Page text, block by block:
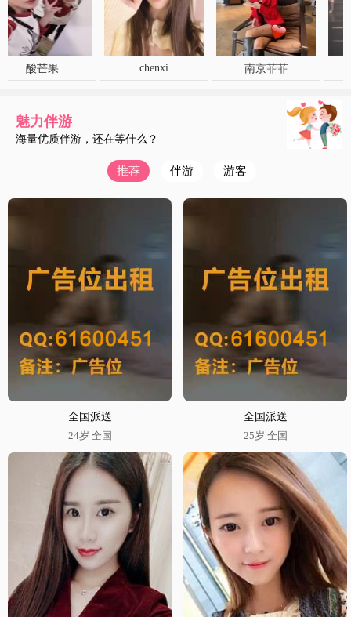
南京菲菲
魅力伴游
海量优质伴游，还在等什么？
推荐 伴游 游客
全国派送
24岁 全国
全国派送
25岁 全国